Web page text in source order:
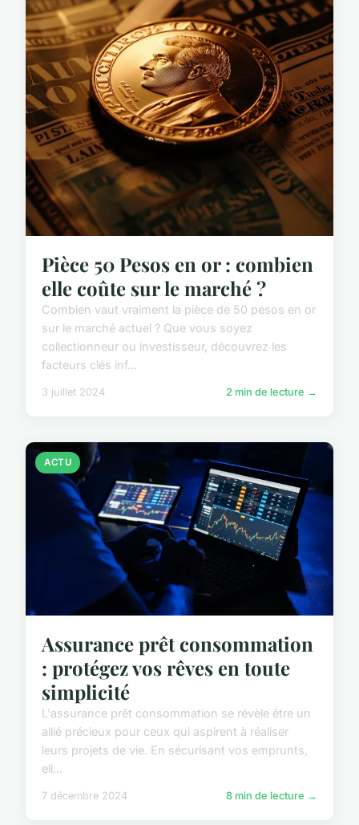
Pièce 50 Pesos en or : combien
elle coûte sur le marché ?
Combien vaut vraiment la pièce de 50 pesos en or
sur le marché actuel ? Que vous soyez
collectionneur ou investisseur, découvrez les
facteurs clés inf...
3 juillet 2024 2 min de lecture →
ACTU
Assurance prêt consommation
: protégez vos rêves en toute
simplicité
L'assurance prêt consommation se révèle être un
allié précieux pour ceux qui aspirent à réaliser
leurs projets de vie. En sécurisant vos emprunts,
ell...
7 décembre 2024 8 min de lecture →